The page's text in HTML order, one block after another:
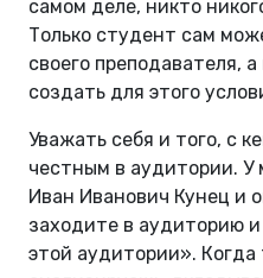
самом деле, никто
Только студент сам
своего преподавателя,
создать для этого
Уважать себя и того, с
честным в аудитории. У
Иван Иванович Кунец и
заходите в аудиторию и
этой аудитории». Когда